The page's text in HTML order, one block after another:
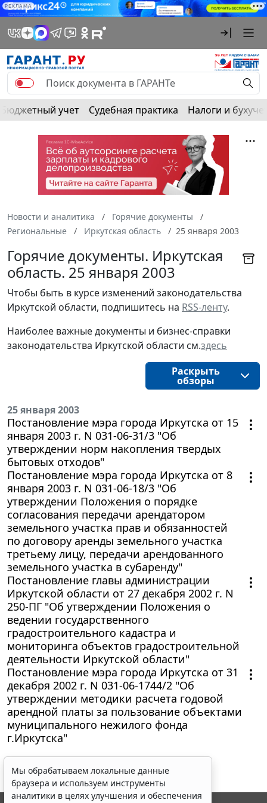
РЕКЛАМА
Бюджетный учет Судебная практика Налоги и
Новости и аналитика
Горячие документы
Региональные
Иркутская область 25 января 2003
Горячие документы. Иркутская
область. 25 января 2003
Чтобы быть в курсе изменений законодательства
Иркутской области, подпишитесь на RSS-ленту.
Наиболее важные документы и бизнес-справки
законодательства Иркутской области см.здесь
Раскрыть
обзоры
25 января 2003
Постановление мэра города Иркутска от 15
января 2003 г. N 031-06-31/3 "Об
утверждении норм накопления твердых
бытовых отходов"
Постановление мэра города Иркутска от 8
января 2003 г. N 031-06-18/3 "Об
утверждении Положения о порядке
согласования передачи арендатором
земельного участка прав и обязанностей
по договору аренды земельного участка
третьему лицу, передачи арендованного
земельного участка в субаренду"
Постановление главы администрации
Иркутской области от 27 декабря 2002 г. N
250-ПГ "Об утверждении Положения о
ведении государственного
градостроительного кадастра и
мониторинга объектов градостроительной
деятельности Иркутской области"
Постановление мэра города Иркутска от 31
декабря 2002 г. N 031-06-1744/2 "Об
утверждении методики расчета годовой
арендной платы за пользование объектами
муниципального нежилого фонда
г.Иркутска"
Мы обрабатываем локальные данные
браузера и используем инструменты
аналитики в целях улучшения и обеспечения